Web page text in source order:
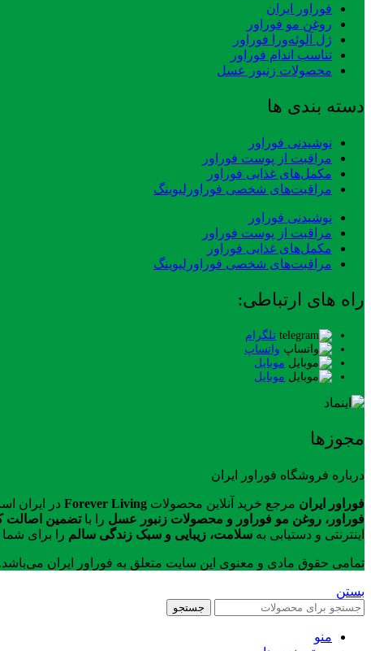
فوراور ایران
روغن مو فوراور
ژل آلوئه‌ورا فوراور
تناسب اندام فوراور
محصولات زنبور عسل
دسته بندی ها
نوشیدنی فوراور
مراقبت از پوست فوراور
مکمل‌های غذایی فوراور
مراقبت‌های شخصی فوراورلیوینگ
نوشیدنی فوراور
مراقبت از پوست فوراور
مکمل‌های غذایی فوراور
مراقبت‌های شخصی فوراورلیوینگ
راه های ارتباطی:
تلگرام
واتساپ
موبایل
موبایل
مجوزها
درباره فروشگاه فوراور ایران
فوراور ایران مرجع خرید آنلاین محصولات Forever Living در ایران
فوراور، روغن مو فوراور و محصولات زنبور عسل را باتضمین اصالت
اینترنتی و دستیابی به سلامت، زیبایی و سبک زندگی سالم را برای
تمامی حقوق مادی و معنوی این سایت متعلق به فوراور ایران می‌باشد.
بستن
جستجو
منو